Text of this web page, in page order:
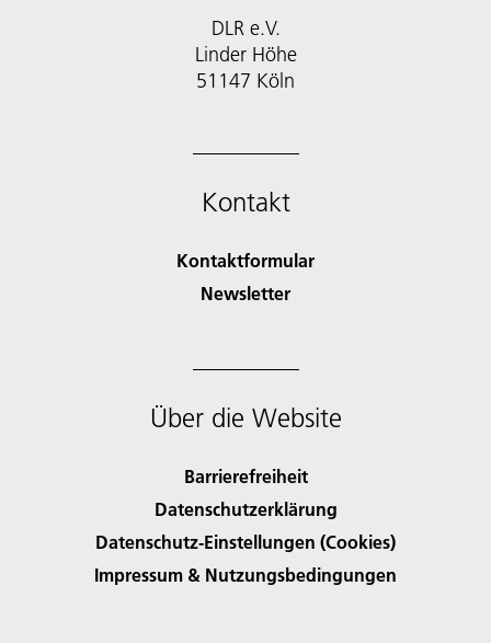
DLR e.V.
Linder Höhe
51147 Köln
Kontakt
Kontaktformular
Newsletter
Über die Website
Barrierefreiheit
Datenschutzerklärung
Datenschutz-Einstellungen (Cookies)
Impressum & Nutzungsbedingungen